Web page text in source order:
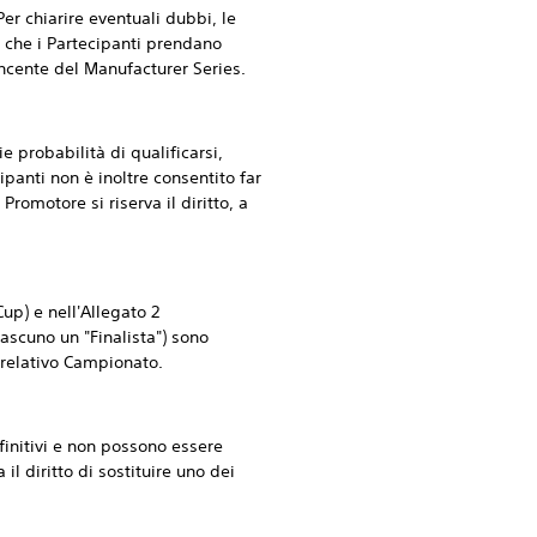
chiarire eventuali dubbi, le
i Partecipanti prendano
del Manufacturer Series.
probabilità di qualificarsi,
non è inoltre consentito far
si riserva il diritto, a
e nell'Allegato 2
un "Finalista") sono
Campionato.
e non possono essere
il diritto di sostituire uno dei